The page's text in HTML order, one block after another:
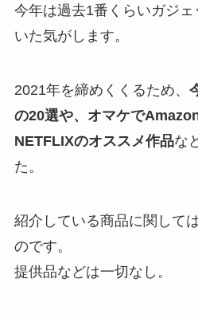
今年は過去1番くらいガジ
いた気がします。
2021年を締めくくるため、
の20選や、オマケで
NETFLIXのオススメ作品な
た。
紹介している商品に関して
のです。
提供品などは一切なし。